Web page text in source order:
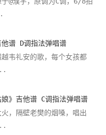
谱 D调指法弹唱谱
韦礼安的歌，每个女孩都
》吉他谱 C调指法弹唱谱
，隔壁老樊的烟嗓，唱出